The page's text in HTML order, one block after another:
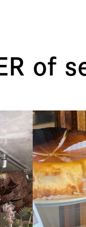
of